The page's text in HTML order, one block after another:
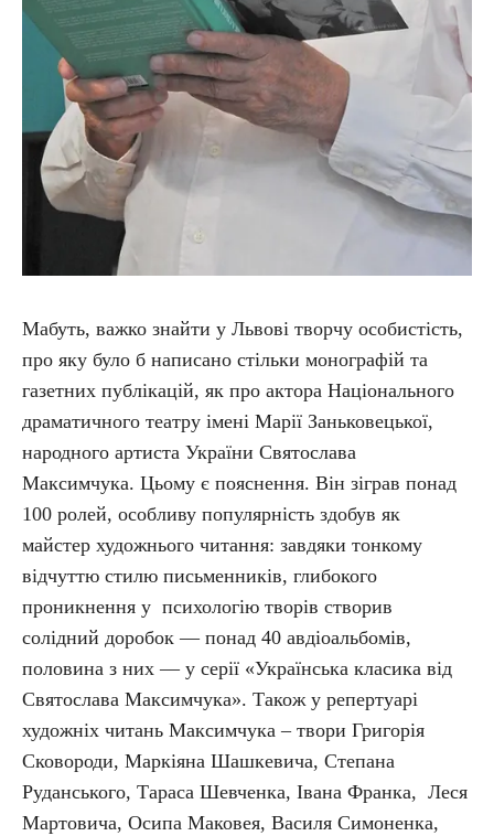
Мабуть, важко знайти у Львові творчу особистість,
про яку було б написано стільки монографій та
газетних публікацій, як про актора Національного
драматичного театру імені Марії Заньковецької,
народного артиста України Святослава
Максимчука. Цьому є пояснення. Він зіграв понад
100 ролей, особливу популярність здобув як
майстер художнього читання: завдяки тонкому
відчуттю стилю письменників, глибокого
проникнення у психологію творів створив
солідний доробок — понад 40 авдіоальбомів,
половина з них — у серії «Українська класика від
Святослава Максимчука». Також у репертуарі
художніх читань Максимчука – твори Григорія
Сковороди, Маркіяна Шашкевича, Степана
Руданського, Тараса Шевченка, Івана Франка, Леся
Мартовича, Осипа Маковея, Василя Симоненка,